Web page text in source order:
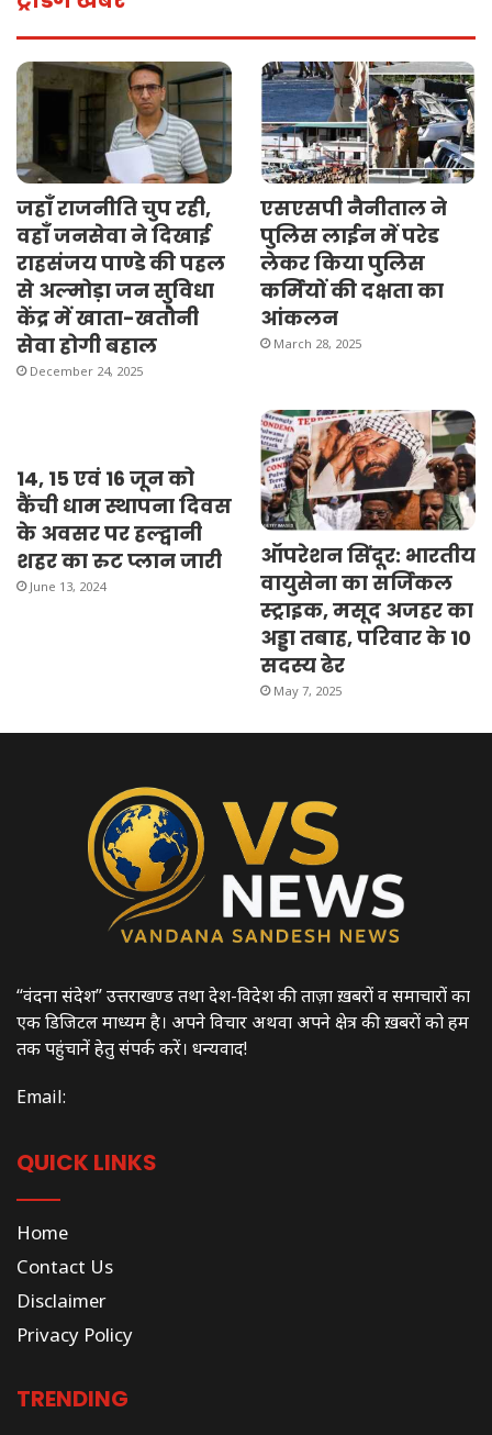
जहाँ राजनीति चुप रही,
वहाँ जनसेवा ने दिखाई
राहसंजय पाण्डे की पहल
से अल्मोड़ा जन सुविधा
केंद्र में खाता-खतौनी
सेवा होगी बहाल
December 24, 2025
एसएसपी नैनीताल ने
पुलिस लाईन में परेड
लेकर किया पुलिस
कर्मियों की दक्षता का
आंकलन
March 28, 2025
14, 15 एवं 16 जून को
कैंची धाम स्थापना दिवस
के अवसर पर हल्द्वानी
शहर का रुट प्लान जारी
June 13, 2024
ऑपरेशन सिंदूर: भारतीय
वायुसेना का सर्जिकल
स्ट्राइक, मसूद अजहर का
अड्डा तबाह, परिवार के 10
सदस्य ढेर
May 7, 2025
“वंदना संदेश” उत्तराखण्ड तथा देश-विदेश की ताज़ा ख़बरों व समाचारों का
एक डिजिटल माध्यम है। अपने विचार अथवा अपने क्षेत्र की ख़बरों को हम
तक पहुंचानें हेतु संपर्क करें। धन्यवाद!
Email:
QUICK LINKS
Home
Contact Us
Disclaimer
Privacy Policy
TRENDING